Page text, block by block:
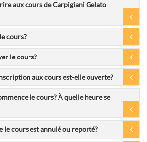
aux cours de Carpigiani Gelato
cours?
le cours?
aux cours est-elle ouverte?
le cours? À quelle heure se
le cours est annulé ou reporté?